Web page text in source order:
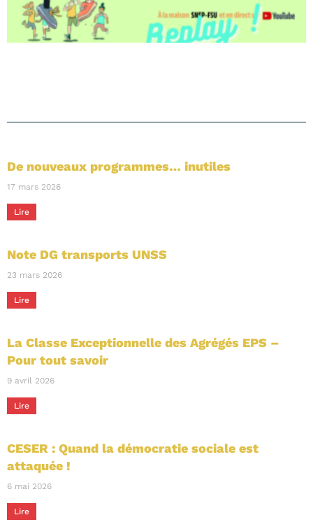
De nouveaux programmes… inutiles
17 mars 2026
Lire
Note DG transports UNSS
23 mars 2026
Lire
La Classe Exceptionnelle des Agrégés EPS –
Pour tout savoir
9 avril 2026
Lire
CESER : Quand la démocratie sociale est
attaquée !
6 mai 2026
Lire